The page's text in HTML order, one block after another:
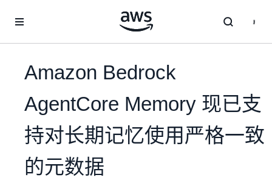
Amazon Bedrock
AgentCore Memory 现已支
持对长期记忆使用严格一致
的元数据